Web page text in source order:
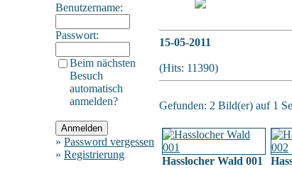
Benutzername:
Passwort:
Beim nächsten
Besuch
automatisch
anmelden?
» Password vergessen
» Registrierung
15-05-2011
(Hits: 11390)
Gefunden: 2 Bild(er) auf 1
Hasslocher Wald 001